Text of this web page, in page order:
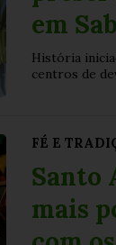
em
História
centros de
FÉ E
Santo
mais